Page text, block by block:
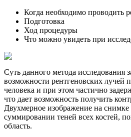
Когда необходимо проводить
Подготовка
Ход процедуры
Что можно увидеть при
Суть данного метода исследования
возможности рентгеновских лучей
человека и при этом частично
что дает возможность получить
Двухмерное изображение на снимке
суммировании теней всех костей,
область.